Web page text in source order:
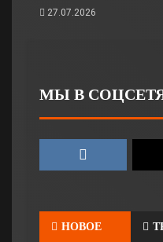
27.07.2026
МЫ В
НОВОЕ